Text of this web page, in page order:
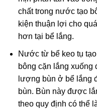
chất trong nước tạo
kiện thuận lợi cho
hơn tại bể lắng.
Nước từ bể keo tụ
bông cặn lắng
lượng bùn ở bể lắng
bùn. Bùn này được
theo quy định có thể